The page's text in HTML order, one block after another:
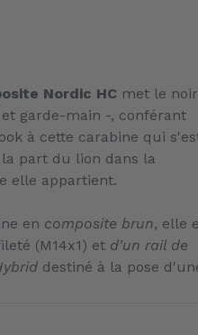
Nordic HC met le
garde-main -, conférant
à cette carabine qui
part du lion dans la
elle appartient.
en composite brun, elle
(M14x1) et d'un rail de
destiné à la pose